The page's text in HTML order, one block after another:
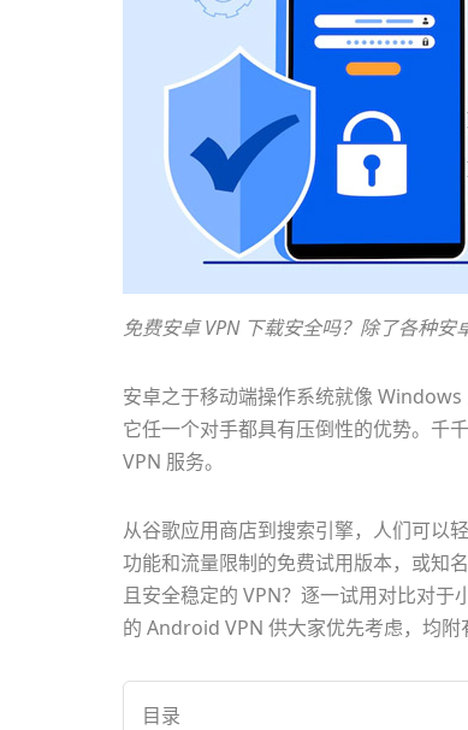
免费安卓 VPN 下载安全吗？除了各种安
安卓之于移动端操作系统就像
它任一个对手都具有压倒性的优势。千
VPN 服务。
从谷歌应用商店到搜索引擎，人们可以
功能和流量限制的免费试用版本，或知
且安全稳定的 VPN？逐一试用对比对
的 Android VPN 供大家优先考虑，均附
目录